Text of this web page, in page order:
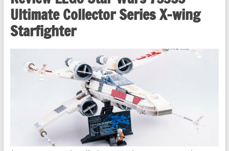
Ultimate Collector Series X-wing
Starfighter